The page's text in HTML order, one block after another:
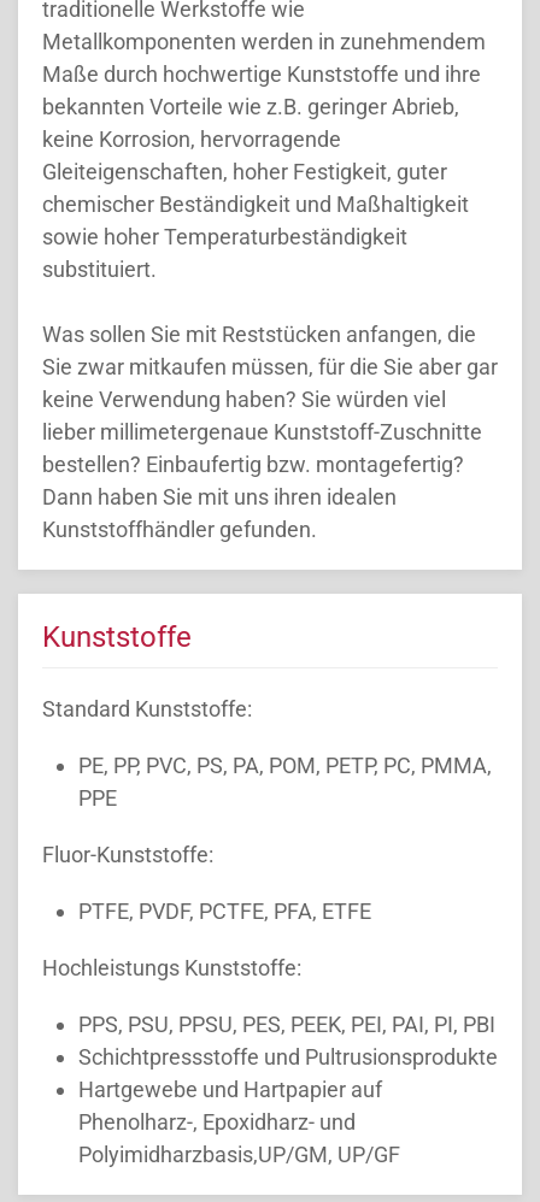
traditionelle Werkstoffe wie
Metallkomponenten werden in zunehmendem
Maße durch hochwertige Kunststoffe und ihre
bekannten Vorteile wie z.B. geringer Abrieb,
keine Korrosion, hervorragende
Gleiteigenschaften, hoher Festigkeit, guter
chemischer Beständigkeit und Maßhaltigkeit
sowie hoher Temperaturbeständigkeit
substituiert.
Was sollen Sie mit Reststücken anfangen, die
Sie zwar mitkaufen müssen, für die Sie aber gar
keine Verwendung haben? Sie würden viel
lieber millimetergenaue Kunststoff-Zuschnitte
bestellen? Einbaufertig bzw. montagefertig?
Dann haben Sie mit uns ihren idealen
Kunststoffhändler gefunden.
Kunststoffe
Standard Kunststoffe:
PE, PP, PVC, PS, PA, POM, PETP, PC, PMMA,
PPE
Fluor-Kunststoffe:
PTFE, PVDF, PCTFE, PFA, ETFE
Hochleistungs Kunststoffe:
PPS, PSU, PPSU, PES, PEEK, PEI, PAI, PI, PBI
Schichtpressstoffe und Pultrusionsprodukte
Hartgewebe und Hartpapier auf
Phenolharz-, Epoxidharz- und
Polyimidharzbasis,UP/GM, UP/GF